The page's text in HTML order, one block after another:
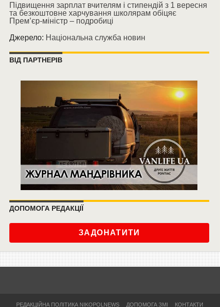
Підвищення зарплат вчителям і стипендій з 1 вересня
та безкоштовне харчування школярам обіцяє
Прем’єр-міністр – подробиці
Джерело: Національна служба новин
ВІД ПАРТНЕРІВ
ДОПОМОГА РЕДАКЦІЇ
ЗАДОНАТИТИ
РЕДАКЦІЙНА ПОЛІТИКА NIKOPOLNEWS ДОПОМОГА ЗМІ КОНТАКТИ